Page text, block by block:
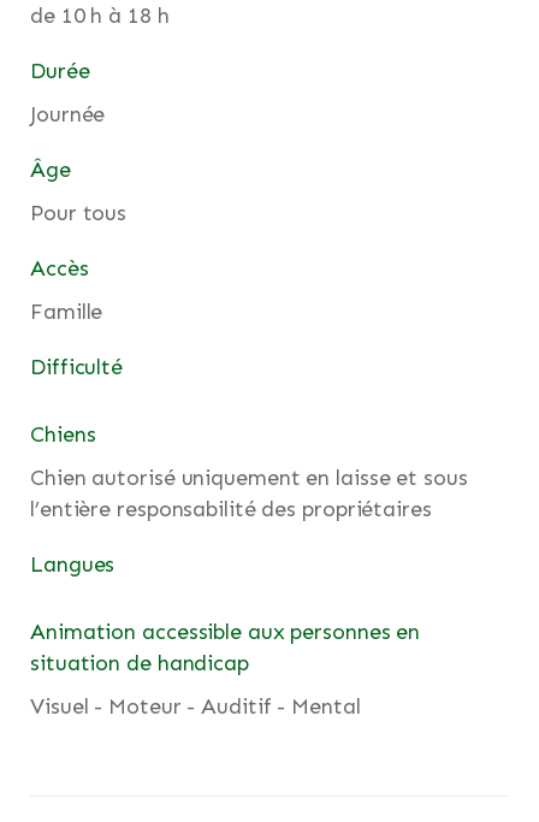
de 10 h à 18 h
Durée
Journée
Âge
Pour tous
Accès
Famille
Difficulté
Chiens
Chien autorisé uniquement en laisse et sous
l’entière responsabilité des propriétaires
Langues
Animation accessible aux personnes en
situation de handicap
Visuel - Moteur - Auditif - Mental